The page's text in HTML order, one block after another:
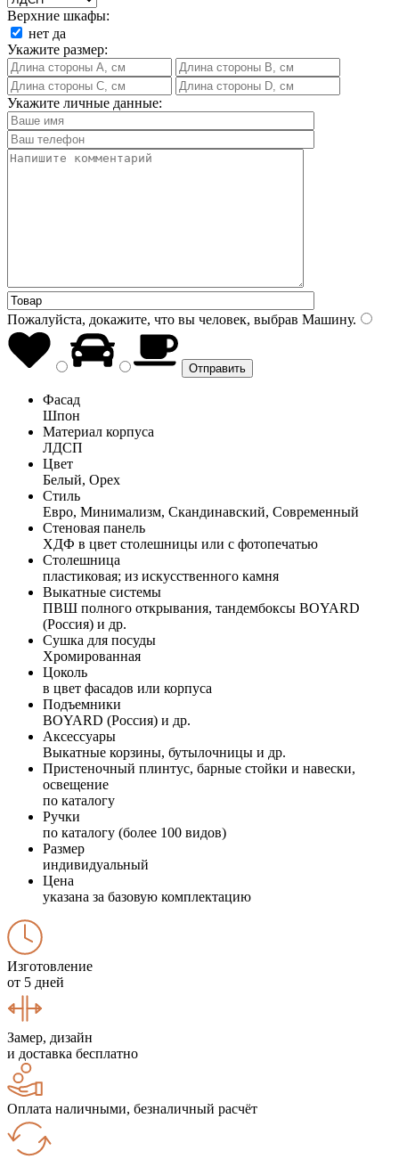
Верхние шкафы:
нет да
Укажите размер:
Укажите личные данные:
Пожалуйста, докажите, что вы человек, выбрав Машину.
Фасад
Шпон
Материал корпуса
ЛДСП
Цвет
Белый, Орех
Стиль
Евро, Минимализм, Скандинавский, Современный
Стеновая панель
ХДФ в цвет столешницы или с фотопечатью
Столешница
пластиковая; из искусственного камня
Выкатные системы
ПВШ полного открывания, тандембоксы BOYARD
(Россия) и др.
Сушка для посуды
Хромированная
Цоколь
в цвет фасадов или корпуса
Подъемники
BOYARD (Россия) и др.
Аксессуары
Выкатные корзины, бутылочницы и др.
Пристеночный плинтус, барные стойки и навески,
освещение
по каталогу
Ручки
по каталогу (более 100 видов)
Размер
индивидуальный
Цена
указана за базовую комплектацию
Изготовление
от 5 дней
Замер, дизайн
и доставка бесплатно
Оплата наличными, безналичный расчёт